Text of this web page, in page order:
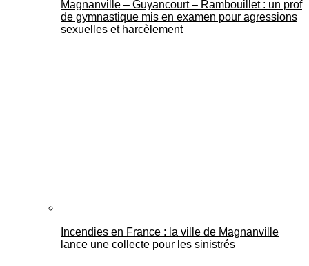
Mantes Actu
Magnanville – Guyancourt – Rambouillet : un prof
de gymnastique mis en examen pour agressions
sexuelles et harcèlement
Incendies en France : la ville de Magnanville
lance une collecte pour les sinistrés